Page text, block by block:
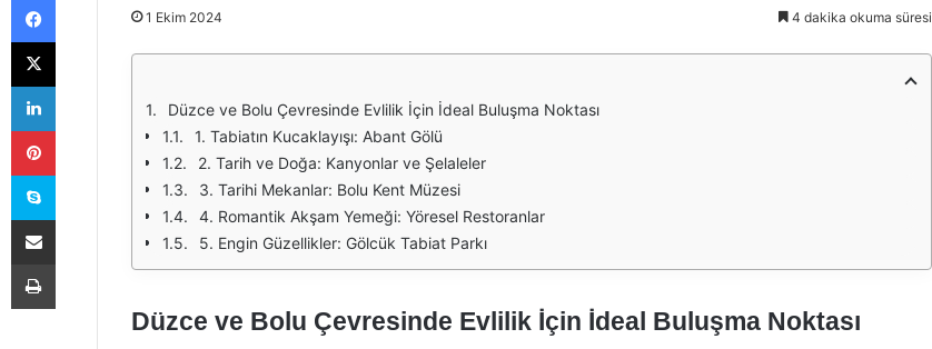
1 Ekim 2024 4 dakika okuma süresi
Düzce ve Bolu Çevresinde Evlilik İçin İdeal Buluşma Noktası
1. Tabiatın Kucaklayışı: Abant Gölü
2. Tarih ve Doğa: Kanyonlar ve Şelaleler
3. Tarihi Mekanlar: Bolu Kent Müzesi
4. Romantik Akşam Yemeği: Yöresel Restoranlar
5. Engin Güzellikler: Gölcük Tabiat Parkı
Düzce ve Bolu Çevresinde Evlilik İçin İdeal Buluşma Noktası
X
LinkedIn
Pinterest
Skype
E-Posta ile paylaş